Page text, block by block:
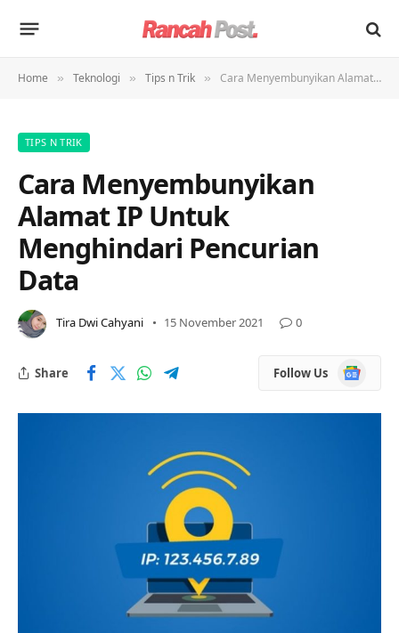
Home » Teknologi » Tips n Trik » Cara Menyembunyikan Alamat IP Untuk Menghindari Pencurian Data
TIPS N TRIK
Cara Menyembunyikan
Alamat IP Untuk
Menghindari Pencurian
Data
Tira Dwi Cahyani 15 November 2021 0
Share Follow Us
Google
News